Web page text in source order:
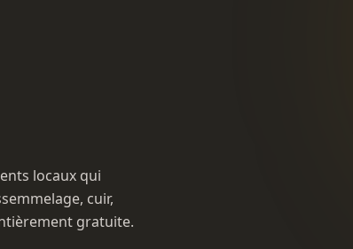
locaux qui
cuir,
gratuite.